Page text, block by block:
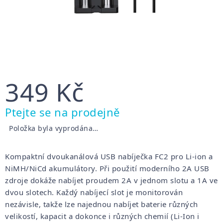
349 Kč
Měrná
cena:
Ptejte se na prodejně
Položka byla vyprodána…
Kompaktní dvoukanálová USB nabíječka FC2 pro Li-ion a
NiMH/NiCd akumulátory. Při použití moderního 2A USB
zdroje dokáže nabíjet proudem 2A v jednom slotu a 1A ve
dvou slotech. Každý nabíjecí slot je monitorován
nezávisle, takže lze najednou nabíjet baterie různých
velikostí, kapacit a dokonce i různých chemií (Li-Ion i